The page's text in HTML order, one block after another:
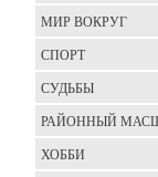
МИР ВОКРУГ
СПОРТ
СУДЬБЫ
РАЙОННЫЙ
ХОББИ